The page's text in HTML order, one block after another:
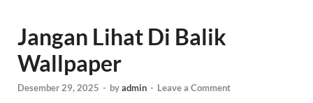
Jangan Lihat Di Balik
Wallpaper
Desember 29, 2025 - byadmin - Leave a Comment